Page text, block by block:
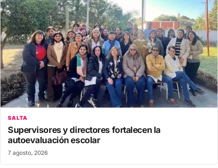
SALTA
Supervisores y directores fortalecen la
autoevaluación escolar
7 agosto, 2026